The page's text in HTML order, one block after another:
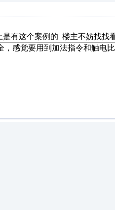
是有这个案例的 楼主不妨找
，感觉要用到加法指令和触电